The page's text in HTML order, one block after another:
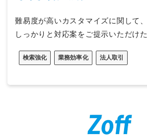
難易度が高いカスタマイズに関して、
しっかりと対応案をご提示いただけた
検索強化 業務効率化 法人取引